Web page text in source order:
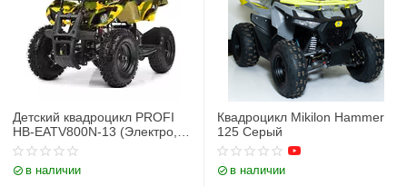
Детский квадроцикл PROFI
HB-EATV800N-13 (Электро, с
MP3 плеером)
в наличии
Квадроцикл Mikilon Hammer
125 Серый
в наличии